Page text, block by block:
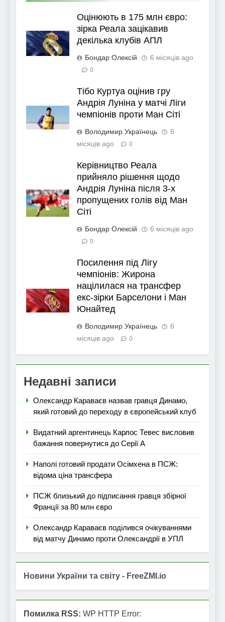
Оцінюють в 175 млн євро:
зірка Реала зацікавив
декілька клубів АПЛ
Бондар Олексій 6 місяців ago
0
Тібо Куртуа оцінив гру
Андрія Луніна у матчі Ліги
чемпіонів проти Ман Сіті
Володимир Українець
6
місяців ago
0
Керівництво Реала
прийняло рішення щодо
Андрія Луніна після 3-х
пропущених голів від Ман
Сіті
Бондар Олексій 6 місяців ago
0
Посилення під Лігу
чемпіонів: Жирона
націлилася на трансфер
екс-зірки Барселони і Ман
Юнайтед
Володимир Українець
6
місяців ago
0
Недавні записи
Олександр Караваєв назвав гравця Динамо,
який готовий до переходу в європейський клуб
Видатний аргентинець Карлос Тевес висловив
бажання повернутися до Серії А
Наполі готовий продати Осімхена в ПСЖ:
відома ціна трансфера
ПСЖ близький до підписання гравця збірної
Франції за 80 млн євро
Олександр Караваєв поділився очікуваннями
від матчу Динамо проти Олександрії в УПЛ
Новини України та світу - FreeZMI.io
Помилка RSS: WP HTTP Error: